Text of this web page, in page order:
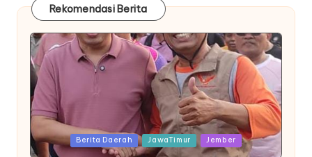
Rekomendasi Berita
Posted
Berita Daerah JawaTimur Jember